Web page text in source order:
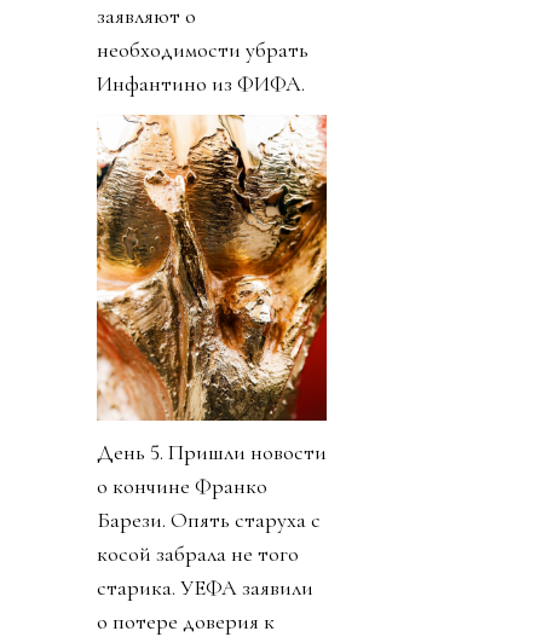
заявляют о
необходимости убрать
Инфантино из ФИФА.
День 5. Пришли новости
о кончине Франко
Барези. Опять старуха с
косой забрала не того
старика. УЕФА заявили
о потере доверия к